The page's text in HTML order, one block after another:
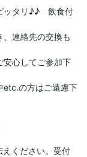
ッタリ♪♪ 飲食付
連絡先の交換も
安心してご参加下
etc.の方はご遠慮下
ください。受付